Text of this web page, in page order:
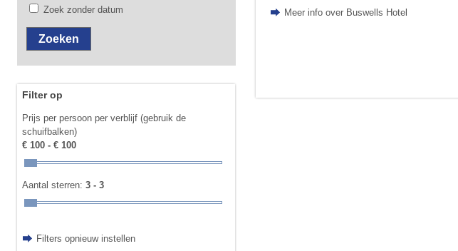
Zoek zonder datum
Filter op
Prijs per persoon per verblijf (gebruik de
schuifbalken)
€ 100 - € 100
Aantal sterren:3 - 3
Filters opnieuw instellen
Meer info over Buswells Hotel